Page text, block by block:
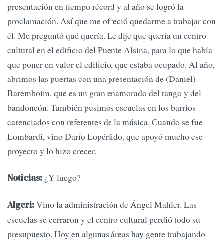
presentación en tiempo récord y al año se logró la
proclamación. Así que me ofreció quedarme a trabajar con
él. Me preguntó qué quería. Le dije que quería un centro
cultural en el edificio del Puente Alsina, para lo que había
que poner en valor el edificio, que estaba ocupado. Al año,
abrimos las puertas con una presentación de (Daniel)
Baremboim, que es un gran enamorado del tango y del
bandoneón. También pusimos escuelas en los barrios
carenciados con referentes de la música. Cuando se fue
Lombardi, vino Darío Lopérfido, que apoyó mucho ese
proyecto y lo hizo crecer.
Noticias: ¿Y luego?
Algeri:Vino la administración de Ángel Mahler. Las
escuelas se cerraron y el centro cultural perdió todo su
presupuesto. Hoy en algunas áreas hay gente trabajando